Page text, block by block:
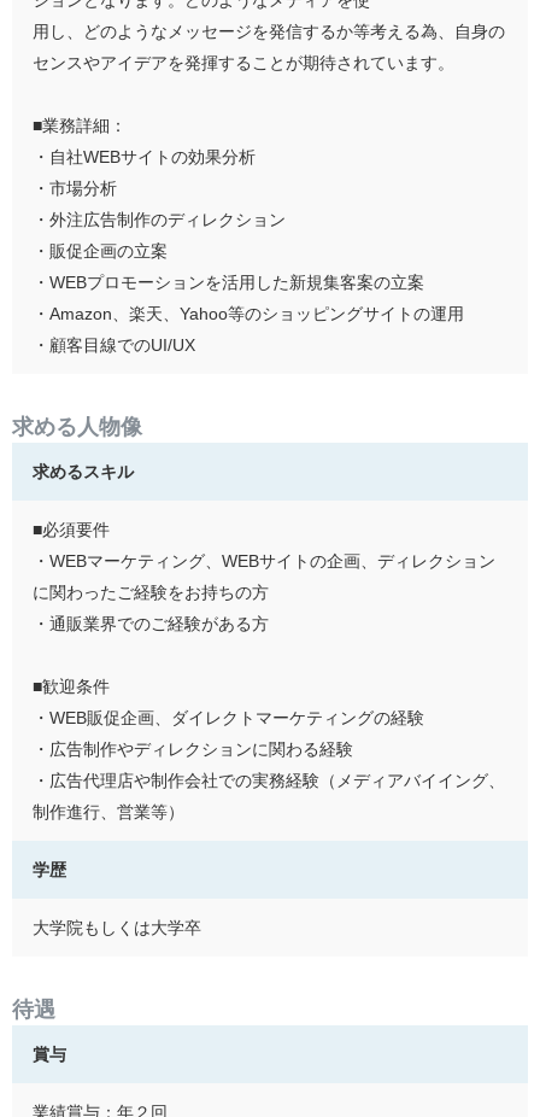
用し、どのようなメッセージを発信するか等考える為、自身の
センスやアイデアを発揮することが期待されています。
■業務詳細：
・自社WEBサイトの効果分析
・市場分析
・外注広告制作のディレクション
・販促企画の立案
・WEBプロモーションを活用した新規集客案の立案
・Amazon、楽天、Yahoo等のショッピングサイトの運用
・顧客目線でのUI/UX
求める人物像
求めるスキル
■必須要件
・WEBマーケティング、WEBサイトの企画、ディレクション
に関わったご経験をお持ちの方
・通販業界でのご経験がある方
■歓迎条件
・WEB販促企画、ダイレクトマーケティングの経験
・広告制作やディレクションに関わる経験
・広告代理店や制作会社での実務経験（メディアバイイング、
制作進行、営業等）
学歴
大学院もしくは大学卒
待遇
賞与
業績賞与：年２回